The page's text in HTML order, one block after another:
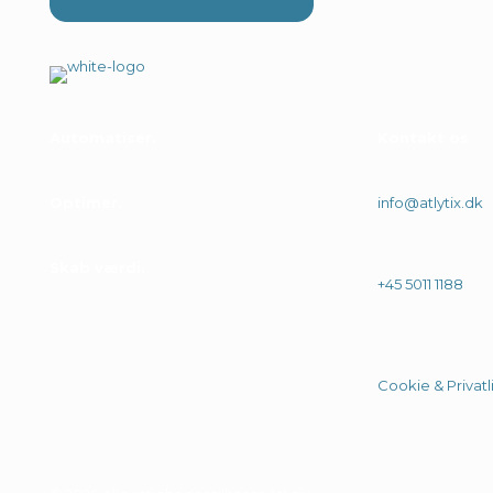
info@atlytix.dk
+45 5011 1188
Cookie &